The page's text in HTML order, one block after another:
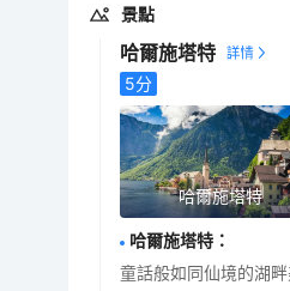
景點
哈爾施塔特
5分
哈爾施塔特
哈爾施塔特 ：
童話般如同仙境的湖